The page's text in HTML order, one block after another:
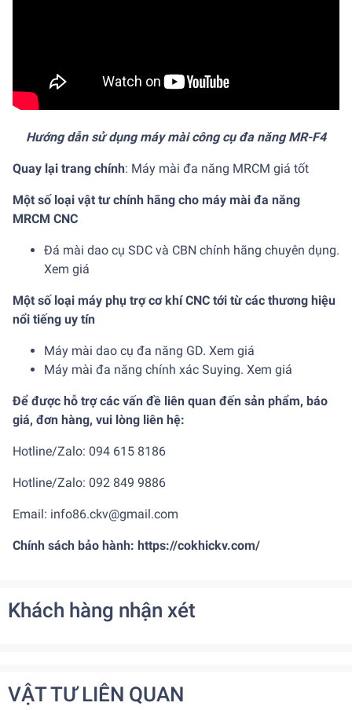
Hướng dẫn sử dụng máy mài công cụ đa năng MR-F4
Quay lại trang chính: Máy mài đa năng MRCM giá tốt
Một số loại vật tư chính hãng cho máy mài đa năng
MRCM CNC
Đá mài dao cụ SDC và CBN chính hãng chuyên dụng.
Xem giá
Một số loại máy phụ trợ cơ khí CNC tới từ các thương hiệu
nổi tiếng uy tín
Máy mài dao cụ đa năng GD. Xem giá
Máy mài đa năng chính xác Suying. Xem giá
Để được hỗ trợ các vấn đề liên quan đến sản phẩm, báo
giá, đơn hàng, vui lòng liên hệ:
Hotline/Zalo: 094 615 8186
Hotline/Zalo: 092 849 9886
Email: info86.ckv@gmail.com
Chính sách bảo hành: https://cokhickv.com/
Khách hàng nhận xét
VẬT TƯ LIÊN QUAN